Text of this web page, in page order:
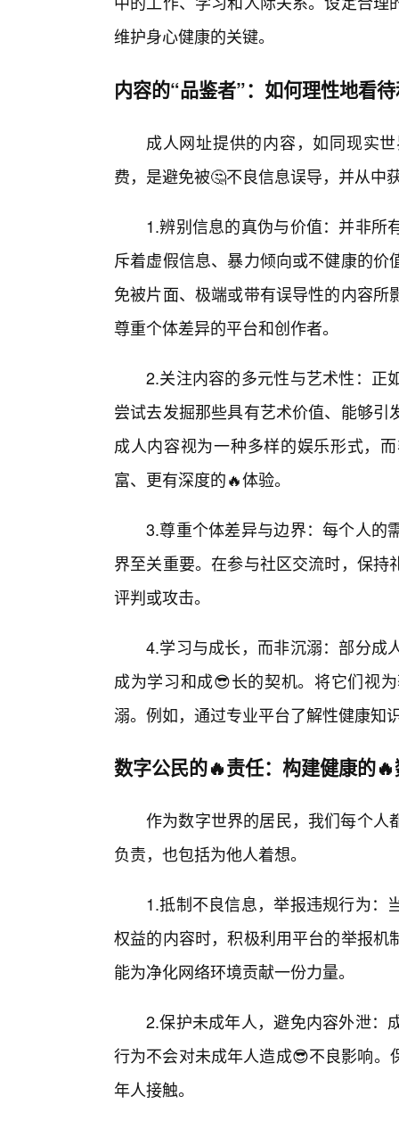
维护身心健康的关键。
内容的“品鉴者”：如何理性地看
成人网址提供的内容，如同现实
费，是避免被🤔不良信息误导，并从中
1.辨别信息的真伪与价值：并非所
斥着虚假信息、暴力倾向或不健康的
免被片面、极端或带有误导性的内容
尊重个体差异的平台和创作者。
2.关注内容的多元性与艺术性：正
尝试去发掘那些具有艺术价值、能够
成人内容视为一种多样的娱乐形式，
富、更有深度的🔥体验。
3.尊重个体差异与边界：每个人的
界至关重要。在参与社区交流时，保
评判或攻击。
4.学习与成长，而非沉溺：部分成
成为学习和成😎长的契机。将它们视
溺。例如，通过专业平台了解性健康知
数字公民的🔥责任：构建健康的
作为数字世界的居民，我们每个人
负责，也包括为他人着想。
1.抵制不良信息，举报违规行为：
权益的内容时，积极利用平台的举报
能为净化网络环境贡献一份力量。
2.保护未成年人，避免内容外泄：
行为不会对未成年人造成😎不良影响
年人接触。